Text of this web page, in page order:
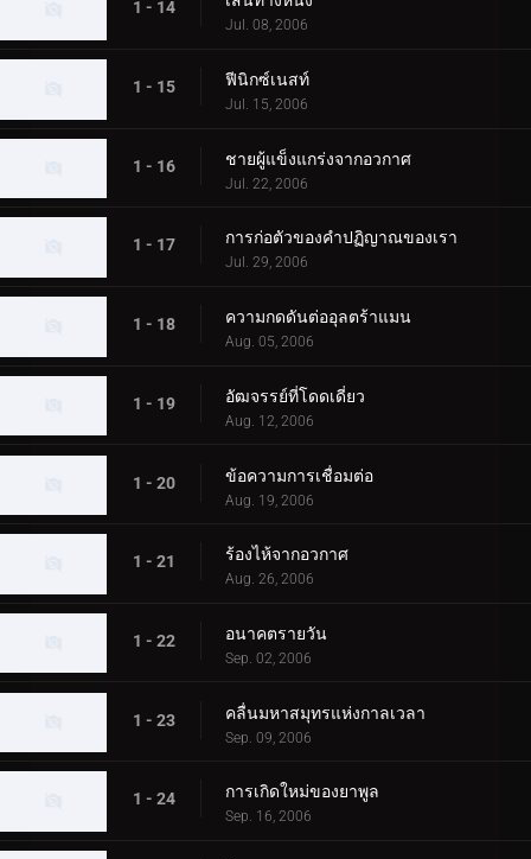
1 - 14
Jul. 08, 2006
1 - 15 ฟีนิกซ์เนสท์
Jul. 15, 2006
1 - 16 ชายผู้แข็งแกร่งจากอวกาศ
Jul. 22, 2006
1 - 17 การก่อตัวของคำปฏิญาณของเรา
Jul. 29, 2006
1 - 18 ความกดดันต่ออุลตร้าแมน
Aug. 05, 2006
1 - 19 อัฒจรรย์ที่โดดเดี่ยว
Aug. 12, 2006
1 - 20 ข้อความการเชื่อมต่อ
Aug. 19, 2006
1 - 21 ร้องไห้จากอวกาศ
Aug. 26, 2006
1 - 22 อนาคตรายวัน
Sep. 02, 2006
1 - 23 คลื่นมหาสมุทรแห่งกาลเวลา
Sep. 09, 2006
1 - 24 การเกิดใหม่ของยาพูล
Sep. 16, 2006